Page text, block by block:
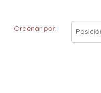
Ordenar por: